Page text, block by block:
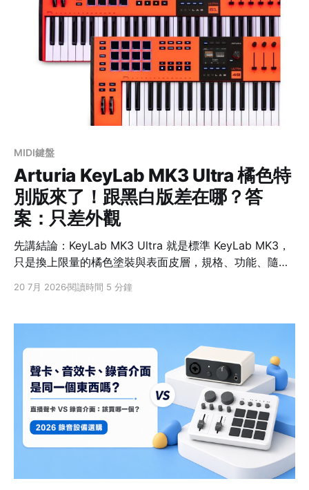
裝 Steinberg Download Assistant註2（SDA，官方下載
工具） 到官方下載頁抓對應系統的安裝檔，啟用工具已內
MIDI鍵盤
Arturia KeyLab MK3 Ultra 橘色特
別版來了！跟黑白版差在哪？答
案：只差外觀
先講結論：KeyLab MK3 Ultra 就是標準 KeyLab MK3，
只是換上限量的橘色塗裝與表面皮層，規格、功能、隨附
premium MIDI controller」。所以你只需要決定兩件事：
Ultra，把自家旗艦 MIDI 鍵盤 KeyLab MK3 換上高辨識
度的「Ultra 橘」配色，機身表面也改用橘色皮層，有 49
20 7月 2026閱讀時間 5 分鐘